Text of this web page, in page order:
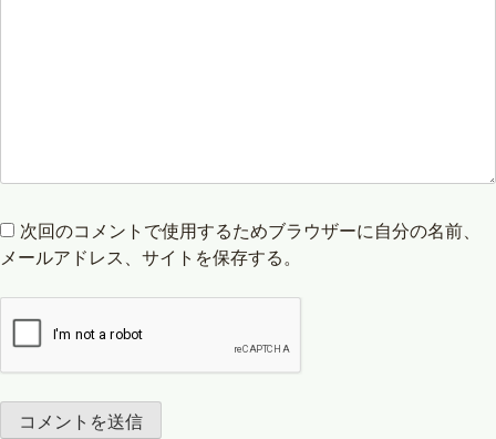
次回のコメントで使用するためブラウザーに自分の名前、
メールアドレス、サイトを保存する。